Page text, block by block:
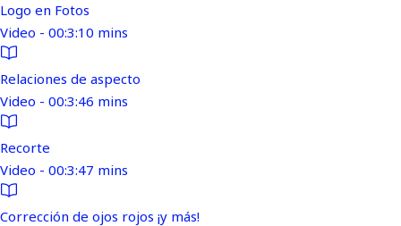
Logo en Fotos
Video - 00:3:10 mins
Relaciones de aspecto
Video - 00:3:46 mins
Recorte
Video - 00:3:47 mins
Corrección de ojos rojos ¡y más!